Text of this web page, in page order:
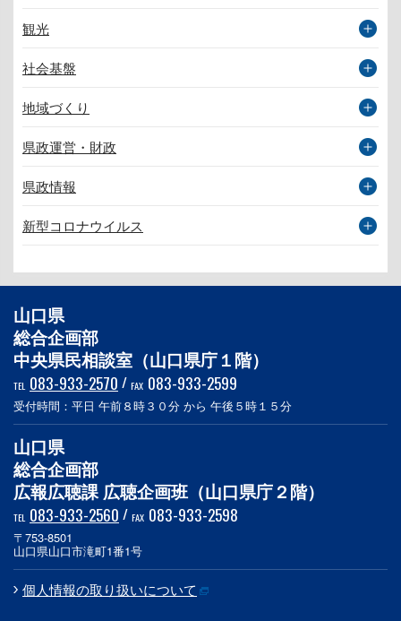
観光
社会基盤
地域づくり
県政運営・財政
県政情報
新型コロナウイルス
山口県
総合企画部
中央県民相談室（山口県庁１階）
TEL 083-933-2570 / FAX 083-933-2599
受付時間：平日 午前８時３０分 から 午後５時１５分
山口県
総合企画部
広報広聴課 広聴企画班（山口県庁２階）
TEL 083-933-2560 / FAX 083-933-2598
〒753-8501
山口県山口市滝町1番1号
個人情報の取り扱いについて